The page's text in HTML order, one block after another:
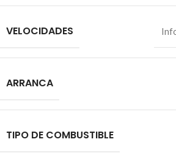
VELOCIDADES
ARRANCA
TIPO DE COMBUSTIBLE